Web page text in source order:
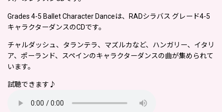
Grades 4-5 Ballet Character Danceは、RADシラバス グレード4-5
キャラクターダンスのCDです。
チャルダッシュ、タランテラ、マズルカなど、ハンガリー、イタリ
ア、ポーランド、スペインのキャラクターダンスの曲が集められて
います。
試聴できます♪